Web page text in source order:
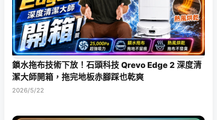
鎖水拖布技術下放！石頭科技 Qrevo Edge 2 深度清
潔大師開箱，拖完地板赤腳踩也乾爽
2026/5/22